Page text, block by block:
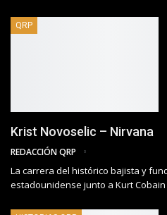
QRP
Krist Novoselic – Nirvana
REDACCIÓN QRP
La carrera del histórico bajista y
estadounidense junto a Kurt Cobain